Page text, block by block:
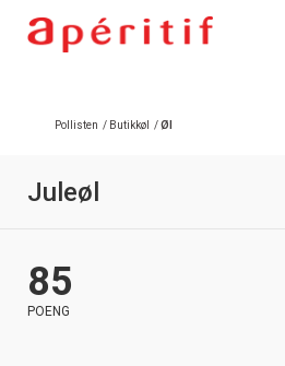
Pollisten / Butikkøl /Øl
Juleøl
85
POENG